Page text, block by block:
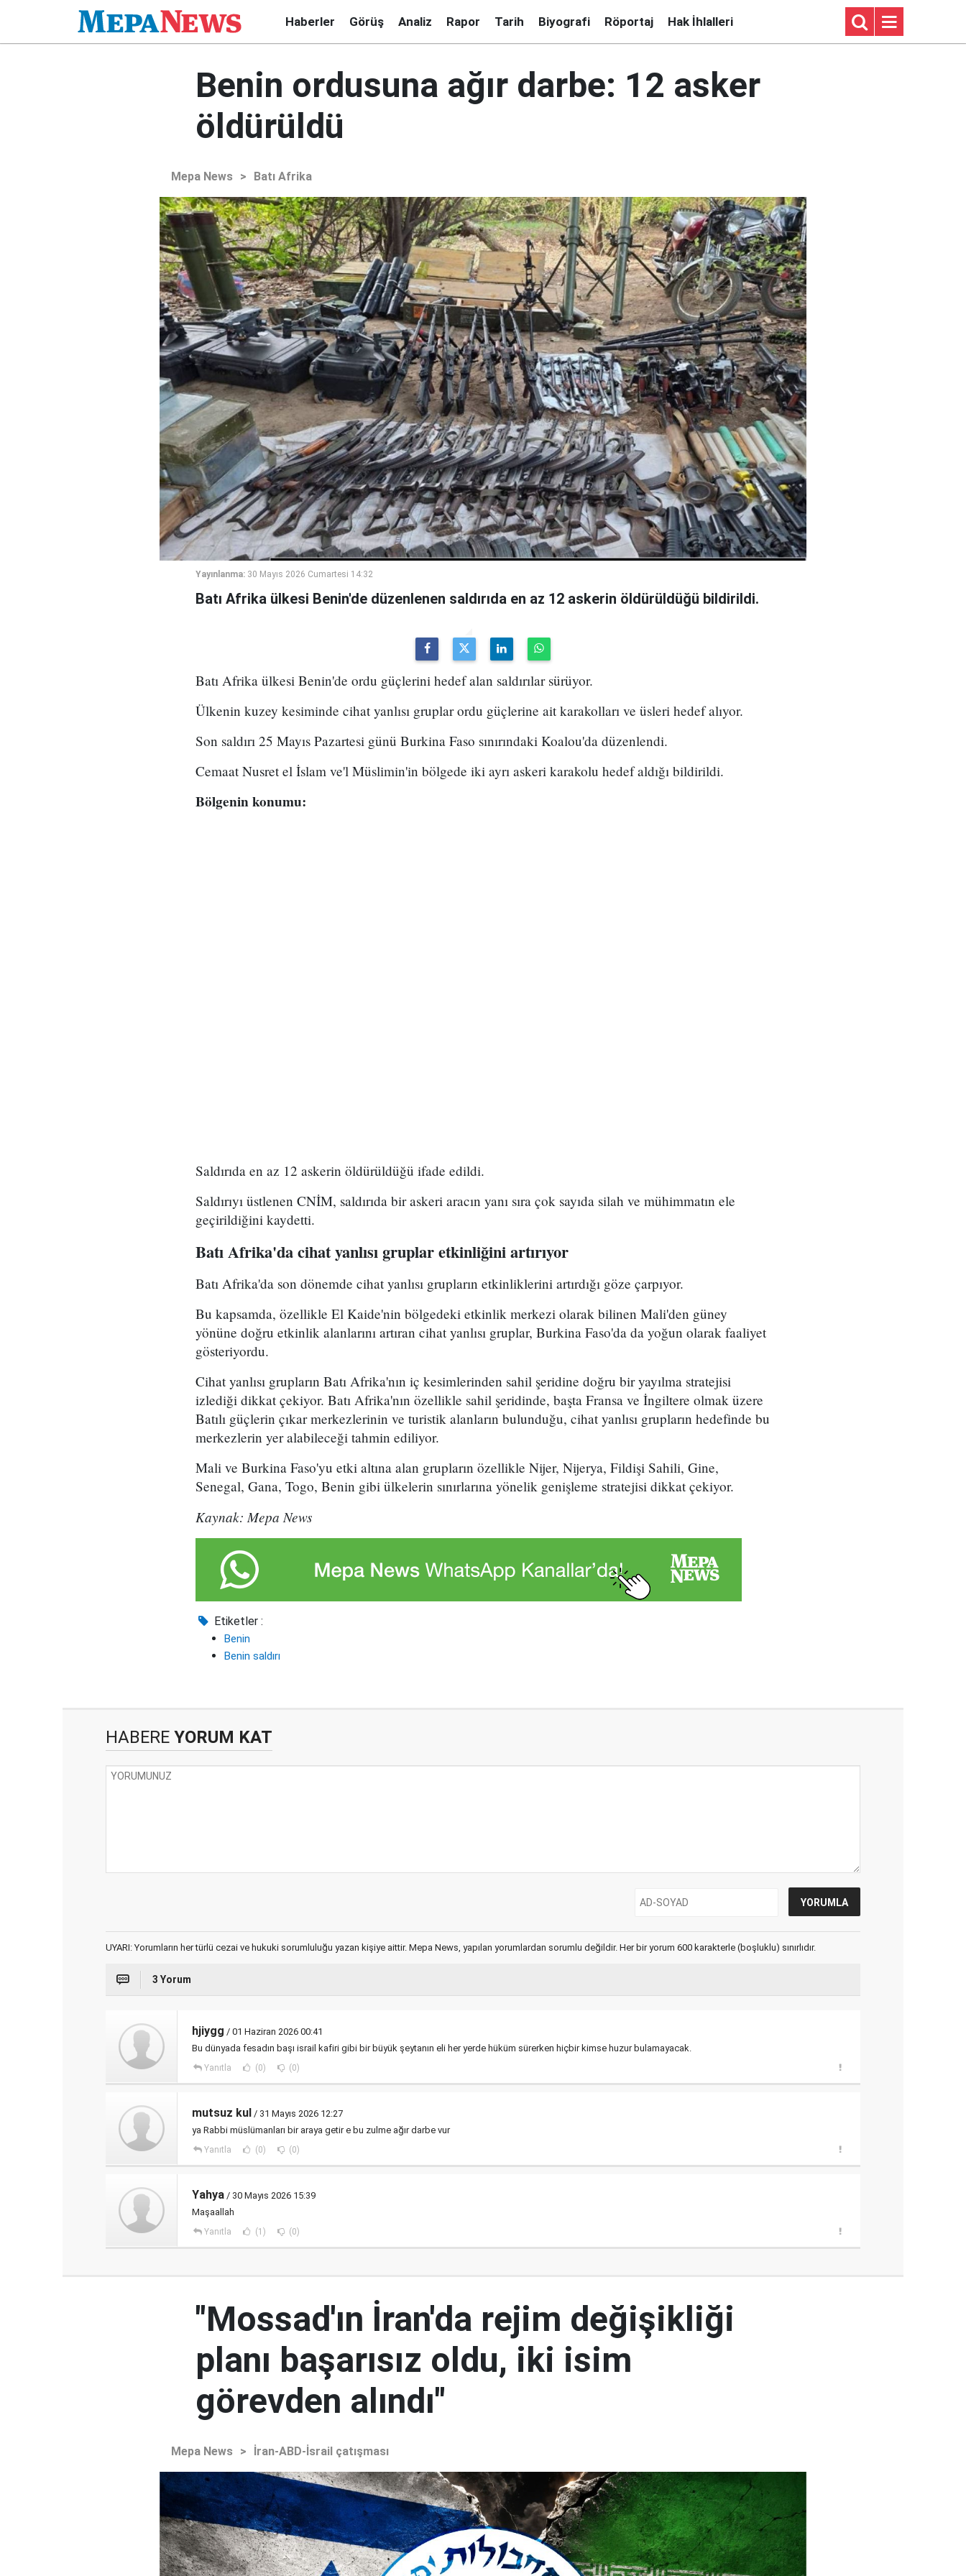
Haberler Görüş Analiz Rapor Tarih Biyografi Röportaj Hak İhlalleri
Benin ordusuna ağır darbe: 12 asker
öldürüldü
Mepa News > Batı Afrika
Yayınlanma: 30 Mayıs 2026 Cumartesi 14:32
Batı Afrika ülkesi Benin'de düzenlenen saldırıda en az 12 askerin öldürüldüğü bildirildi.
Batı Afrika ülkesi Benin'de ordu güçlerini hedef alan saldırılar sürüyor.
Ülkenin kuzey kesiminde cihat yanlısı gruplar ordu güçlerine ait karakolları ve üsleri hedef alıyor.
Son saldırı 25 Mayıs Pazartesi günü Burkina Faso sınırındaki Koalou'da düzenlendi.
Cemaat Nusret el İslam ve'l Müslimin'in bölgede iki ayrı askeri karakolu hedef aldığı bildirildi.
Bölgenin konumu:
Saldırıda en az 12 askerin öldürüldüğü ifade edildi.
Saldırıyı üstlenen CNİM, saldırıda bir askeri aracın yanı sıra çok sayıda silah ve mühimmatın ele
geçirildiğini kaydetti.
Batı Afrika'da cihat yanlısı gruplar etkinliğini artırıyor
Batı Afrika'da son dönemde cihat yanlısı grupların etkinliklerini artırdığı göze çarpıyor.
Bu kapsamda, özellikle El Kaide'nin bölgedeki etkinlik merkezi olarak bilinen Mali'den güney
yönüne doğru etkinlik alanlarını artıran cihat yanlısı gruplar, Burkina Faso'da da yoğun olarak faaliyet
gösteriyordu.
Cihat yanlısı grupların Batı Afrika'nın iç kesimlerinden sahil şeridine doğru bir yayılma stratejisi
izlediği dikkat çekiyor. Batı Afrika'nın özellikle sahil şeridinde, başta Fransa ve İngiltere olmak üzere
Batılı güçlerin çıkar merkezlerinin ve turistik alanların bulunduğu, cihat yanlısı grupların hedefinde bu
merkezlerin yer alabileceği tahmin ediliyor.
Mali ve Burkina Faso'yu etki altına alan grupların özellikle Nijer, Nijerya, Fildişi Sahili, Gine,
Senegal, Gana, Togo, Benin gibi ülkelerin sınırlarına yönelik genişleme stratejisi dikkat çekiyor.
Kaynak: Mepa News
Etiketler :
Benin
Benin saldırı
HABERE YORUM KAT
UYARI: Yorumların her türlü cezai ve hukuki sorumluluğu yazan kişiye aittir. Mepa News, yapılan yorumlardan sorumlu değildir. Her bir yorum 600 karakterle (boşluklu) sınırlıdır.
3 Yorum
hjiygg / 01 Haziran 2026 00:41
Bu dünyada fesadın başı israil kafiri gibi bir büyük şeytanın eli her yerde hüküm sürerken hiçbir kimse huzur bulamayacak.
Yanıtla (0) (0)
mutsuz kul / 31 Mayıs 2026 12:27
ya Rabbi müslümanları bir araya getir e bu zulme ağır darbe vur
Yanıtla (0) (0)
Yahya / 30 Mayıs 2026 15:39
Maşaallah
Yanıtla (1) (0)
"Mossad'ın İran'da rejim değişikliği
planı başarısız oldu, iki isim
görevden alındı"
Mepa News > İran-ABD-İsrail çatışması